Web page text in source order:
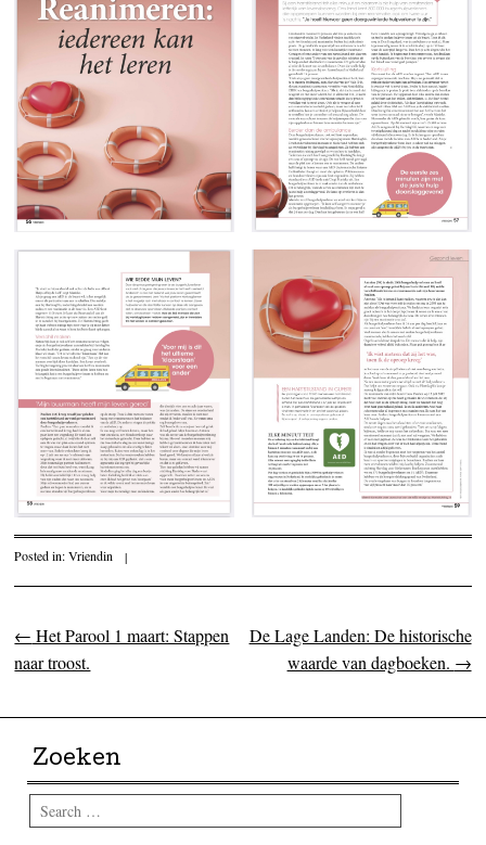
Posted in:Vriendin |
Post navigation
← Het Parool 1 maart: Stappen
naar troost.
De Lage Landen: De historische
waarde van dagboeken. →
Zoeken
Search